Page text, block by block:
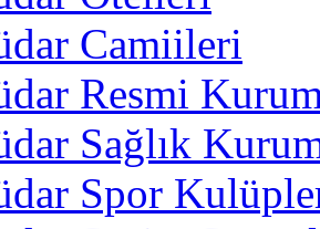
Camiileri
Resmi
Sağlık
Spor